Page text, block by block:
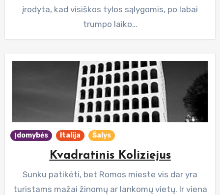
įrodyta, kad visiškos tylos sąlygomis, po labai
trumpo laiko…
Įdomybės Italija Šalys
Kvadratinis Koliziejus
Sunku patikėti, bet Romos mieste vis dar yra
turistams mažai žinomų ar lankomų vietų. Ir viena